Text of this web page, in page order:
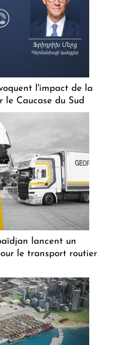
l'impact de la
le Caucase du Sud
lancent un
le transport routier